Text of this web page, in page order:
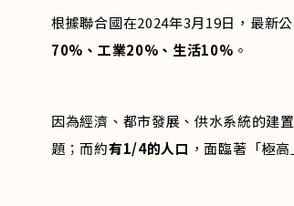
根據聯合國在2024年3月19日，最新
70%、工業20%、生活10% 。
因為經濟、都市發展、供水系統的建
題；而約有1/4的人口 ，面臨著「極